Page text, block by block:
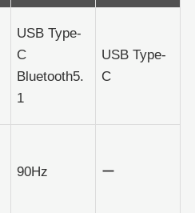
USB Type-
C
Bluetooth5.
1
USB Type-
C
90Hz ー